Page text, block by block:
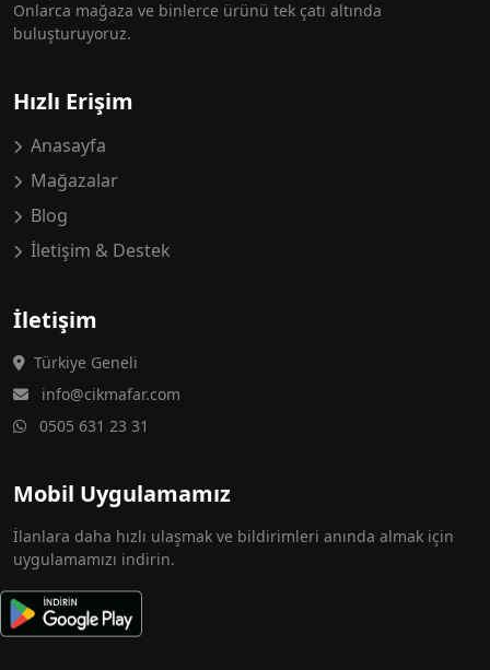
Onlarca mağaza ve binlerce ürünü tek çatı altında
buluşturuyoruz.
Hızlı Erişim
Anasayfa
Mağazalar
Blog
İletişim & Destek
İletişim
Türkiye Geneli
info@cikmafar.com
0505 631 23 31
Mobil Uygulamamız
İlanlara daha hızlı ulaşmak ve bildirimleri anında almak için
uygulamamızı indirin.